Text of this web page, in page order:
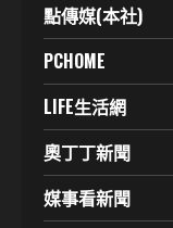
點傳媒(本社)
PCHOME
LIFE生活網
奧丁丁新聞
媒事看新聞